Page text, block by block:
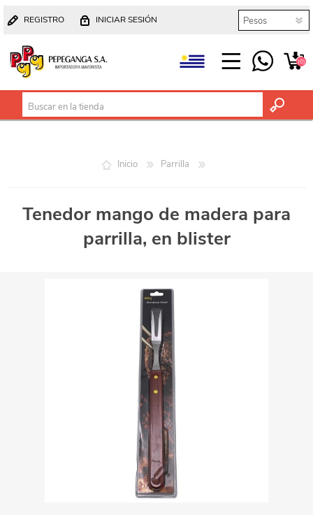
REGISTRO INICIAR SESIÓN
(0)
Inicio Parrilla
Tenedor mango de madera para
parrilla, en blister